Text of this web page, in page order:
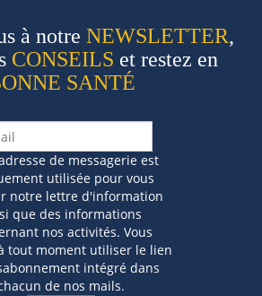
à notre NEWSLETTER,
CONSEILS et restez en
SANTÉ
de messagerie est
utilisée pour vous
notre lettre d'information
que des informations
nos activités. Vous
tout moment utiliser le lien
intégré dans
de nos mails.